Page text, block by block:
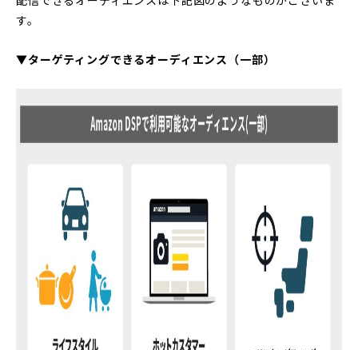
す。
▼ターゲティングできるオーディエンス（一部）